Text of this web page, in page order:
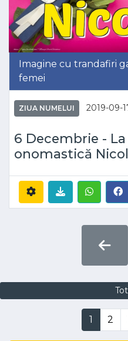
Imagine cu trandafiri
femei
ZIUA NUMELUI 2019-09-
6 Decembrie -
onomastică
1 2